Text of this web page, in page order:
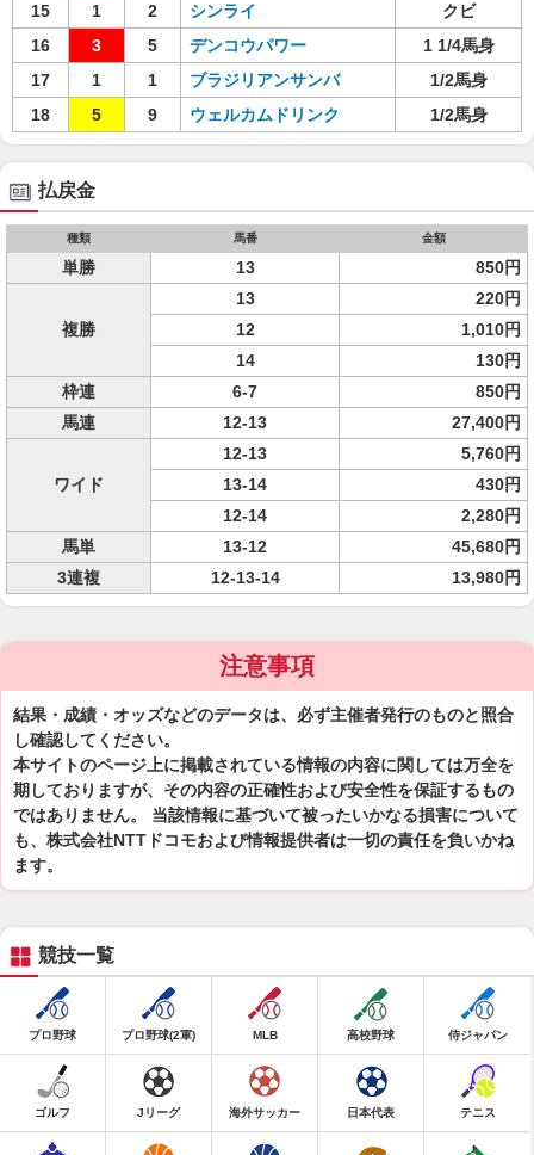
15
1 2 シンライ
クビ
16
3 5 デンコウパワー
1 1/4馬身
17
1 1 ブラジリアンサンバ
1/2馬身
18
5 9 ウェルカムドリンク 1/2馬身
払戻金
種類 馬番 金額
単勝 13 850円
複勝
13
220円
12
1,010円
14
130円
枠連
6-7
850円
馬連
12-13 27,400円
ワイド
12-13
5,760円
13-14
430円
12-14
2,280円
馬単
13-12
45,680円
3連複
12-13-14 13,980円
注意事項
結果・成績・オッズなどのデータは、必ず主催者発行のものと照合
し確認してください。
本サイトのページ上に掲載されている情報の内容に関しては万全を
期しておりますが、その内容の正確性および安全性を保証するもの
ではありません。 当該情報に基づいて被ったいかなる損害について
も、株式会社NTTドコモおよび情報提供者は一切の責任を負いかね
ます。
競技一覧
プロ野球 プロ野球(2軍) MLB 高校野球 侍ジャパン
ゴルフ Jリーグ 海外サッカー 日本代表 テニス